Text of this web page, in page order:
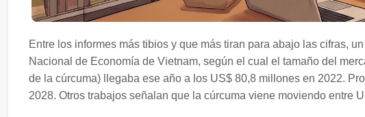
Entre los informes más tibios y que más tiran para abajo las cifras,
Nacional de Economía de Vietnam, según el cual el tamaño del
de la cúrcuma) llegaba ese año a los US$ 80,8 millones en 2022.
2028. Otros trabajos señalan que la cúrcuma viene moviendo entre